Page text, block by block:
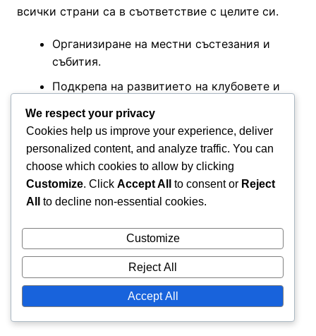
всички страни са в съответствие с целите си.
Организиране на местни състезания и
събития.
Подкрепа на развитието на клубовете и
Предоставяне на обучение и ресурси за
местните треньори.
Като се фокусират върху местните нужди, тези
управляващи органи помагат за създаването на
Сътрудничество с училища и
програми за общността
We respect your privacy
Cookies help us improve your experience, deliver
personalized content, and analyze traffic. You can
choose which cookies to allow by clicking
Customize. Click Accept All to consent or Reject
All
to decline non-essential cookies.
Customize
Reject All
Accept All